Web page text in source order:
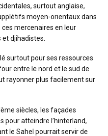
surtout anglaise,
moyen-orientaux dans
mercenaires en leur
djihadistes.
surtout pour ses ressources
entre le nord et le sud de
rayonner plus facilement sur
siècles, les façades
pour atteindre l’hinterland,
le Sahel pourrait servir de